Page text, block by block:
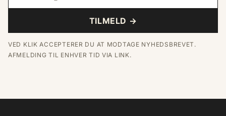
TILMELD →
VED KLIK ACCEPTERER DU AT MODTAGE NYHEDSBREVET.
AFMELDING TIL ENHVER TID VIA LINK.